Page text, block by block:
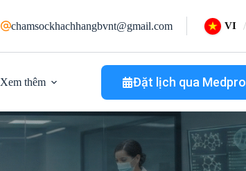
chamsockhachhangbvnt@gmail.com VI
Xem thêm Đặt lịch qua Medpro